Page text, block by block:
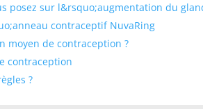
posez sur l&rsquo;augmentation du
contraceptif NuvaRing
moyen de contraception ?
contraception
?